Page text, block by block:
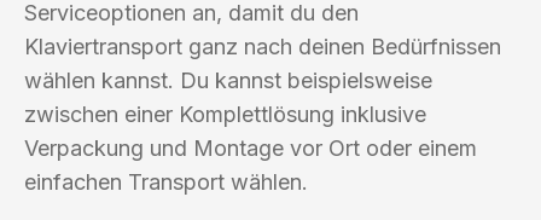
Serviceoptionen an, damit du den
Klaviertransport ganz nach deinen Bedürfnissen
wählen kannst. Du kannst beispielsweise
zwischen einer Komplettlösung inklusive
Verpackung und Montage vor Ort oder einem
einfachen Transport wählen.